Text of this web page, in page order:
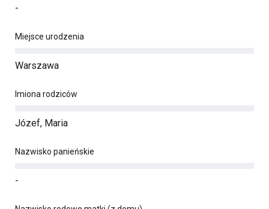
-
Miejsce urodzenia
Warszawa
Imiona rodziców
Józef, Maria
Nazwisko panieńskie
-